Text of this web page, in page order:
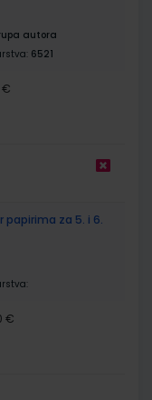
autora
6521
€
papirima za 5. i 6.
€